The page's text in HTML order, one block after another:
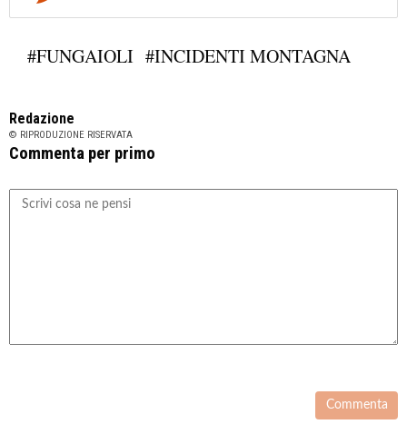
#FUNGAIOLI #INCIDENTI MONTAGNA
Redazione
© RIPRODUZIONE RISERVATA
Commenta per primo